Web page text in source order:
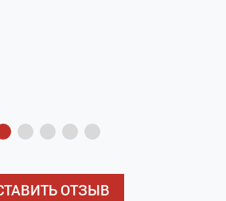
ОТЗЫВ